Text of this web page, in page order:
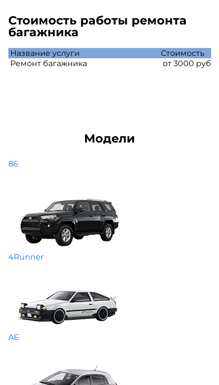
Стоимость работы ремонта
багажника
Название услуги
Стоимость
Ремонт багажника
от 3000 руб
Модели
86
4Runner
AE